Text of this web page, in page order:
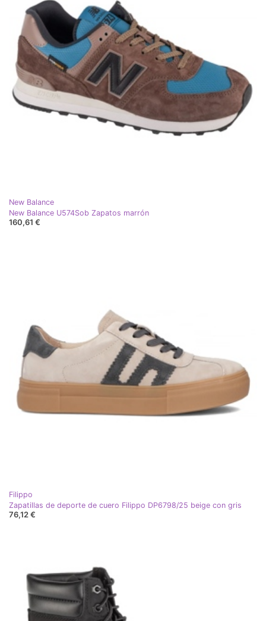
New Balance
New Balance U574Sob Zapatos marrón
160,61 €
Filippo
Zapatillas de deporte de cuero Filippo DP6798/25 beige con gris
76,12 €